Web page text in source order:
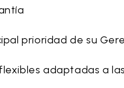
prioridad de su
adaptadas a